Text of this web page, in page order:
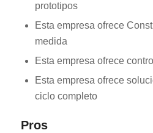
prototipos
Esta empresa ofrece
medida
Esta empresa ofrece
Esta empresa ofrece
ciclo completo
Pros